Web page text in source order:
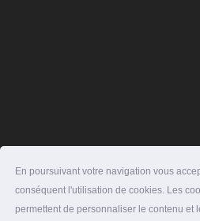
En poursuivant votre navigation vous
conséquent l'utilisation de cookies. Les
permettent de personnaliser le contenu et